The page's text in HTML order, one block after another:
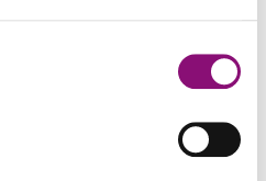
deel uit van nog 4
die allemaal